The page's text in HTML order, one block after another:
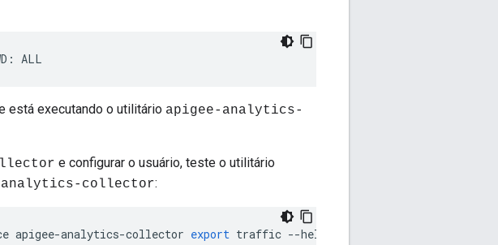
ALL
está executando o utilitário apigee-analytics-
e configurar o usuário, teste o utilitário
analytics-collector:
apigee-analytics-collector export traffic --help